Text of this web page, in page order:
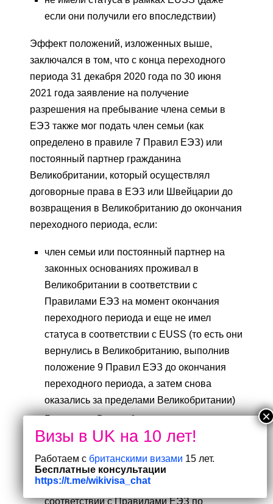
если они получили его впоследствии)
Эффект положений, изложенных выше,
заключался в том, что с конца переходного
периода 31 декабря 2020 года по 30 июня
2021 года заявление на получение
разрешения на пребывание члена семьи в
ЕЭЗ также мог подать член семьи (как
определено в правиле 7 Правил ЕЭЗ) или
постоянный партнер гражданина
Великобритании, который осуществлял
договорные права в ЕЭЗ или Швейцарии до
возвращения в Великобританию до окончания
переходного периода, если:
член семьи или постоянный партнер на
законных основаниях проживал в
Великобритании в соответствии с
Правилами ЕЭЗ на момент окончания
переходного периода и еще не имел
статуса в соответствии с EUSS (то есть они
вернулись в Великобританию, выполнив
положение 9 Правил ЕЭЗ до окончания
переходного периода, а затем снова
оказались за пределами Великобритании)
Гражданин Великобритании вернулся в
Великобританию, соблюдая положение 9
периода, и поэтому считался законным
резидентом Великобритании в
соответствии с Правилами ЕЭЗ по
Работаем с британскими визами 15 лет.
Бесплатные консультации
https://t.me/wikivisa_chat